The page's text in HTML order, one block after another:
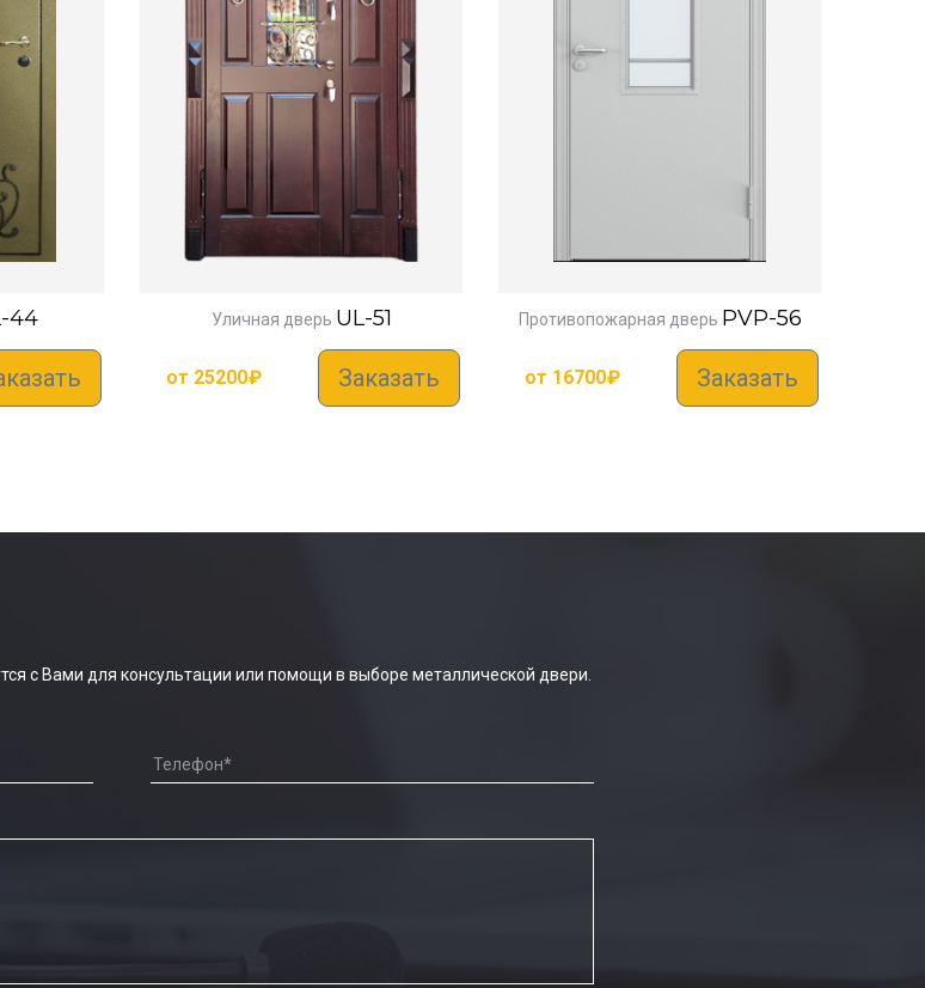
44 Уличная дверь UL-51
от 25200₽ Заказать
Противопожарная дверь PVP-56
от 16700₽ Заказать
с Вами для консультации или помощи в выборе металлической двери.